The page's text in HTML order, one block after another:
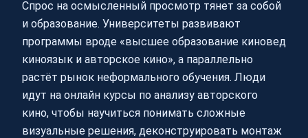
Спрос на осмысленный просмотр тянет за собой
и образование. Университеты развивают
программы вроде «высшее образование киновед
киноязык и авторское кино», а параллельно
растёт рынок неформального обучения. Люди
идут на онлайн курсы по анализу авторского
кино, чтобы научиться понимать сложные
визуальные решения, деконструировать монтаж